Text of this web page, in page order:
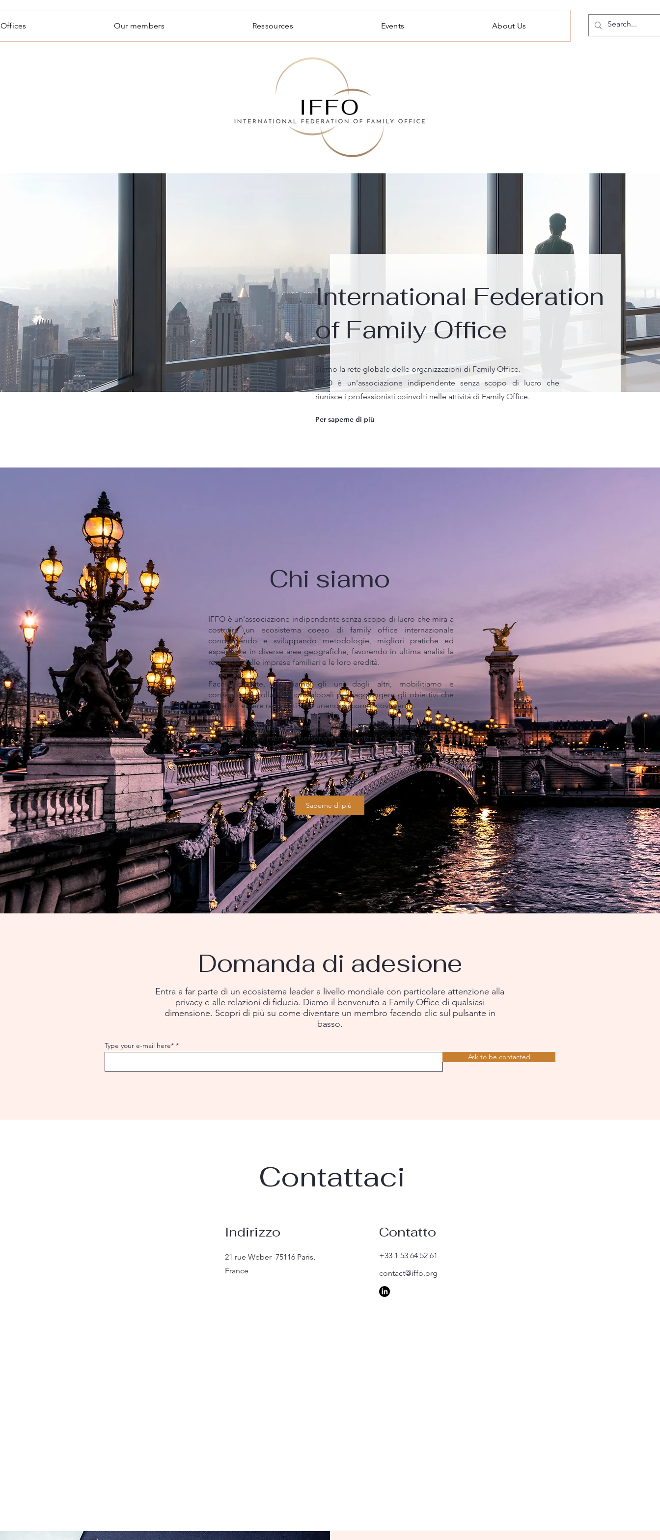
Our members Ressources Events About Us
International Federation
of Family Office
Siamo la rete globale delle organizzazioni di Family Office.
IFFO è un'associazione indipendente senza scopo di lucro che
riunisce i professionisti coinvolti nelle attività di Family Office.
Per saperne di più
Chi siamo
IFFO è un'associazione indipendente senza scopo di lucro che mira a
costruire un ecosistema coeso di family office internazionale
condividendo e sviluppando metodologie, migliori pratiche ed
esperienze in diverse aree geografiche, favorendo in ultima analisi la
resilienza delle imprese familiari e le loro eredità.
Facciamo rete, impariamo gli uni dagli altri, mobilitiamo e
consentiamo collaborazioni globali per raggiungere gli obiettivi che
possono essere raggiunti solo unendosi come movimento.
Noi, la Federazione, siamo costituiti da associazioni nazionali
(compresi i loro membri, personale o volontari), Single Family Office,
Multi Family Office, personale/volontari IFFO, consigli di
amministrazione e comitati.
Saperne di più
Domanda di adesione
Entra a far parte di un ecosistema leader a livello mondiale con particolare attenzione alla
privacy e alle relazioni di fiducia. Diamo il benvenuto a Family Office di qualsiasi
dimensione. Scopri di più su come diventare un membro facendo clic sul pulsante in
basso.
Type your e-mail here*
Ask to be contacted
Contattaci
Indirizzo
21 rue Weber 75116 Paris,
France
Contatto
+33 1 53 64 52 61
contact@iffo.org